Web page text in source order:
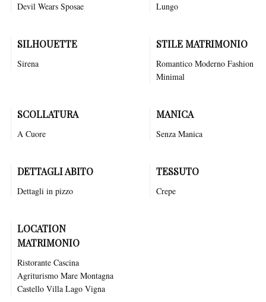
Devil Wears Sposae Lungo
SILHOUETTE
Sirena
STILE MATRIMONIO
Romantico Moderno Fashion
Minimal
SCOLLATURA
A Cuore
MANICA
Senza Manica
DETTAGLI ABITO
Dettagli in pizzo
TESSUTO
Crepe
LOCATION
MATRIMONIO
Ristorante Cascina
Agriturismo Mare Montagna
Castello Villa Lago Vigna